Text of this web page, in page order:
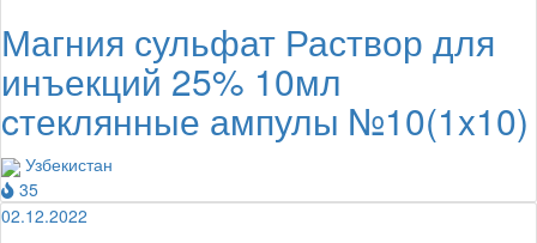
Магния сульфат Раствор для
инъекций 25% 10мл
cтеклянные ампулы №10(1x10)
Узбекистан
35
02.12.2022